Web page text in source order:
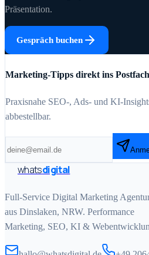
Präsentation.
Gespräch buchen
Marketing-Tipps direkt ins Postfach
Praxisnahe SEO-, Ads- und KI-
abbestellbar.
whatsdigital
Full-Service Digital Marketing
aus Dinslaken, NRW. Performance
Marketing, SEO, KI &